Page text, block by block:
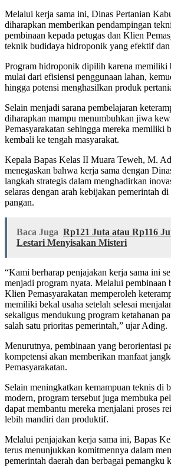
Melalui kerja sama ini, Dinas Pertanian
diharapkan memberikan pendampingan
pembinaan kepada petugas dan Klien
teknik budidaya hidroponik yang efektif dan
Program hidroponik dipilih karena memiliki
mulai dari efisiensi penggunaan lahan,
hingga potensi menghasilkan produk
Selain menjadi sarana pembelajaran
diharapkan mampu menumbuhkan jiwa
Pemasyarakatan sehingga mereka memiliki
kembali ke tengah masyarakat.
Kepala Bapas Kelas II Muara Teweh, M.
menegaskan bahwa kerja sama dengan
langkah strategis dalam menghadirkan
selaras dengan arah kebijakan pemerintah
pangan.
Baca Juga Rp121 Juta atau Rp116
Lestari Menyisakan Misteri
“Kami berharap penjajakan kerja sama ini
menjadi program nyata. Melalui pembinaan
Klien Pemasyarakatan memperoleh
memiliki bekal usaha setelah selesai
sekaligus mendukung program ketahanan
salah satu prioritas pemerintah,” ujar Ading.
Menurutnya, pembinaan yang berorientasi
kompetensi akan memberikan manfaat
Pemasyarakatan.
Selain meningkatkan kemampuan teknis di
modern, program tersebut juga membuka
dapat membantu mereka menjalani proses
lebih mandiri dan produktif.
Melalui penjajakan kerja sama ini, Bapas
terus menunjukkan komitmennya dalam
pemerintah daerah dan berbagai pemangku